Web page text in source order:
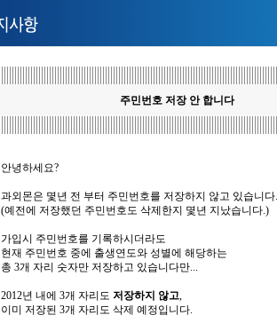
주민번호 저장 안 합니다
안녕하세요?
과외몬은 몇년 전 부터 주민번호를 저장하지 않고 있습니다.
(예전에 저장했던 주민번호도 삭제한지 몇년 지났습니다.)
가입시 주민번호를 기록하시더라도
현재 주민번호 중에 출생연도와 성별에 해당하는
총 3개 자리 숫자만 저장하고 있습니다만...
2012년 내에 3개 자리도 저장하지 않고,
이미 저장된 3개 자리도 삭제 예정입니다.